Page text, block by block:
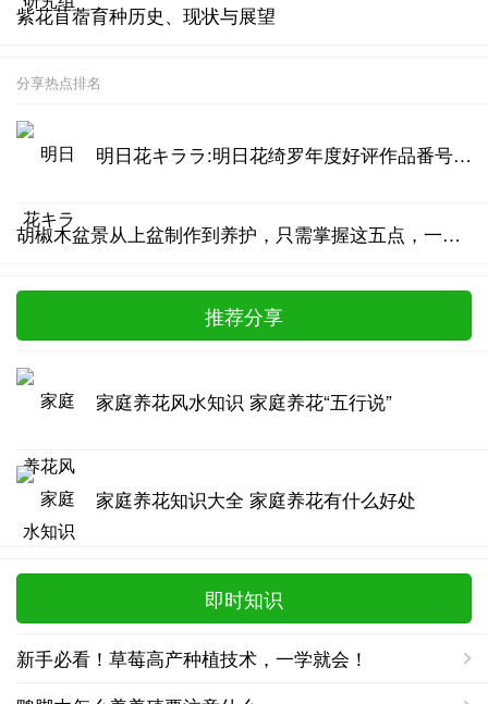
紫花苜蓿育种历史、现状与展望
分享热点排名
明日花キララ:明日花绮罗年度好评作品番号汇总
胡椒木盆景从上盆制作到养护，只需掌握这五点，一年四季清香四溢
推荐分享
家庭养花风水知识 家庭养花“五行说”
家庭养花知识大全 家庭养花有什么好处
即时知识
新手必看！草莓高产种植技术，一学就会！